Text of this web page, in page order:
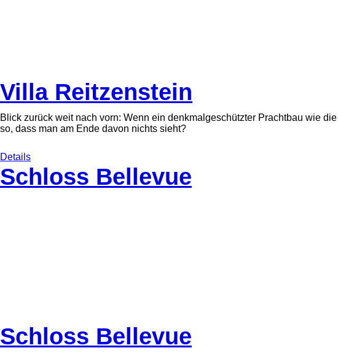
Villa Reitzenstein
Blick zurück weit nach vorn: Wenn ein denkmalgeschützter Prachtbau wie
so, dass man am Ende davon nichts sieht?
Details
Schloss Bellevue
Schloss Bellevue